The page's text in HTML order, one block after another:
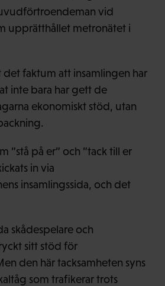
vid
upprätthållet metronätet i
det faktum att insamlingen har
inte bara har gett de
ekonomiskt stöd, utan
”stå på er” och ”tack till er
in via
insamlingssida, och det
skådespelare och
sitt stöd för
den här tacksamheten syns
som trafikerar trots